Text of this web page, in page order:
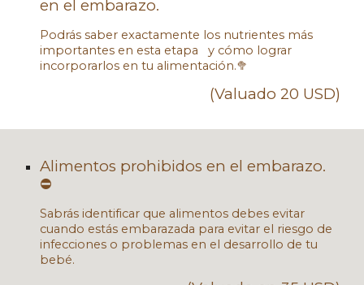
en el embarazo.
Podrás saber exactamente los nutrientes más
importantes en esta etapa y cómo lograr
incorporarlos en tu alimentación.🥦
(Valuado 20 USD)
Alimentos prohibidos en el embarazo.
⛔
Sabrás identificar que alimentos debes evitar
cuando estás embarazada para evitar el riesgo de
infecciones o problemas en el desarrollo de tu
bebé.